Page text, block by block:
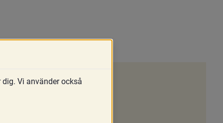
Vi använder också